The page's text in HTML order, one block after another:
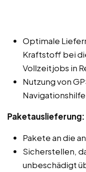
Optimale
Kraftstoff bei
Vollzeitjobs in
Nutzung von
Paketauslieferung:
Pakete an die
Sicherstellen,
unbeschädigt